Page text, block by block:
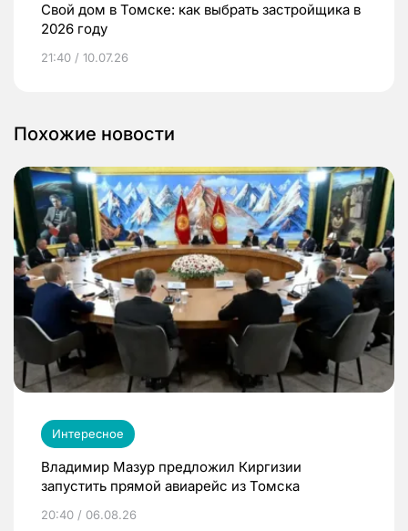
Свой дом в Томске: как выбрать застройщика в
2026 году
21:40 / 10.07.26
Похожие новости
Интересное
Владимир Мазур предложил Киргизии
запустить прямой авиарейс из Томска
20:40 / 06.08.26